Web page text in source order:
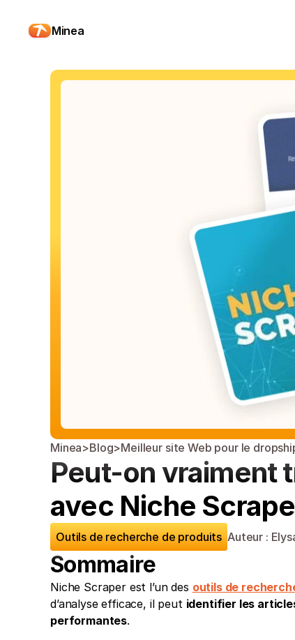
Minea
Minea>Blog>Meilleur site Web pour le
Peut-on vraiment
avec Niche
Outils de recherche de produits Auteur :
Sommaire
Niche Scraper est l’un des outils de
d’analyse efficace, il peut identifier les
performantes.